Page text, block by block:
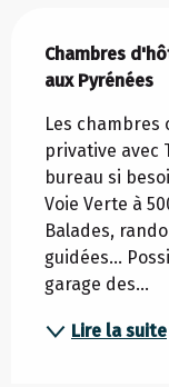
Chambres
aux Pyrénées
Les
privative avec
bureau si
Voie Verte à
Balades,
guidées...
garage des...
Lire la suite